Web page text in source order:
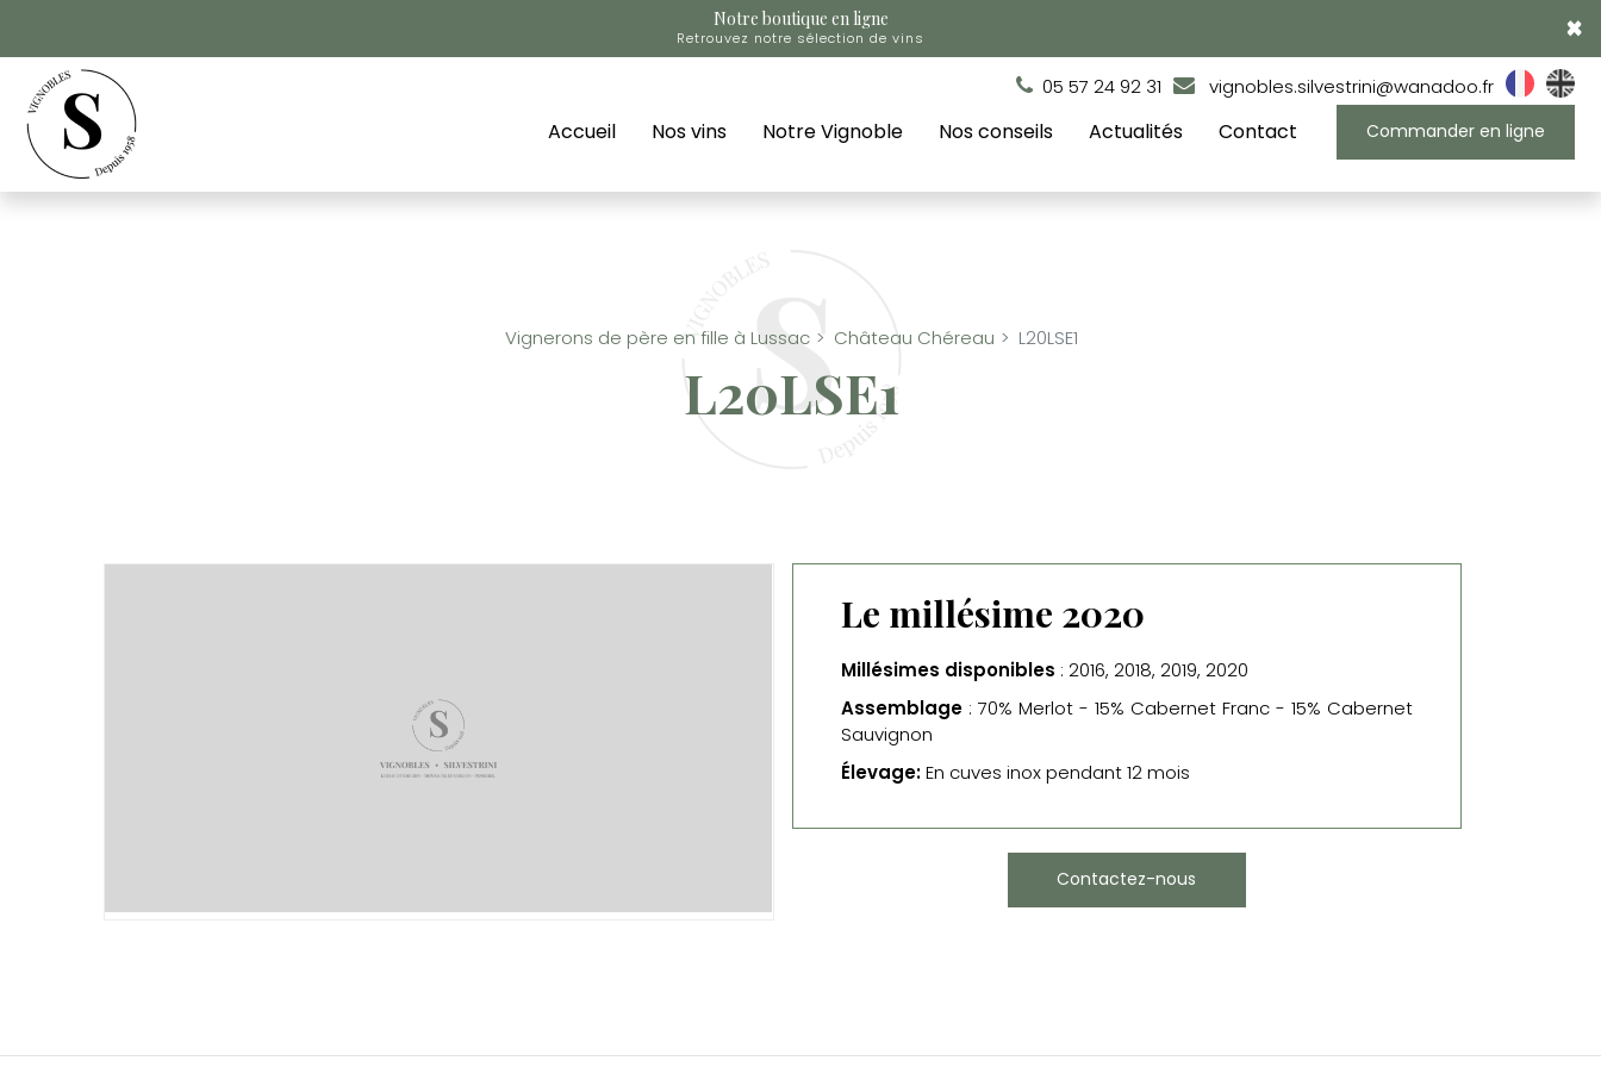
Notre boutique en ligne
Retrouvez notre sélection de vins ×
05 57 24 92 31 vignobles.silvestrini@wanadoo.fr
Accueil Nos vins Notre Vignoble Nos conseils Actualités Contact Commander en ligne
Vignerons de père en fille à Lussac Château Chéreau L20LSE1
L20LSE1
Le millésime 2020
Millésimes disponibles : 2016, 2018, 2019, 2020
Assemblage : 70% Merlot - 15% Cabernet Franc - 15% Cabernet
Sauvignon
Élevage:En cuves inox pendant 12 mois
Contactez-nous